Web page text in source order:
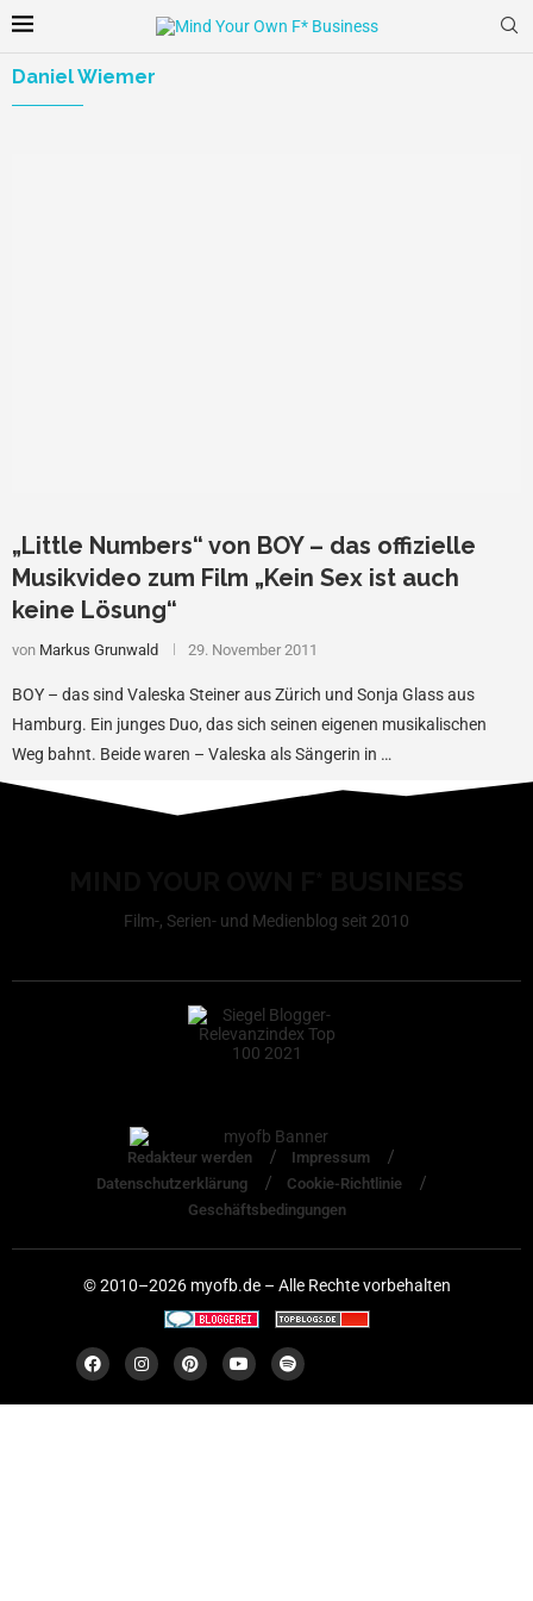
Daniel Wiemer
„Little Numbers“ von BOY – das offizielle
Musikvideo zum Film „Kein Sex ist auch
keine Lösung“
von Markus Grunwald 29. November 2011
BOY – das sind Valeska Steiner aus Zürich und Sonja Glass aus
Hamburg. Ein junges Duo, das sich seinen eigenen musikalischen
Weg bahnt. Beide waren – Valeska als Sängerin in …
Film-, Serien- und Medienblog seit 2010
Redakteur werden
Impressum
Datenschutzerklärung
Cookie-Richtlinie
Geschäftsbedingungen
© 2010–2026 myofb.de – Alle Rechte vorbehalten